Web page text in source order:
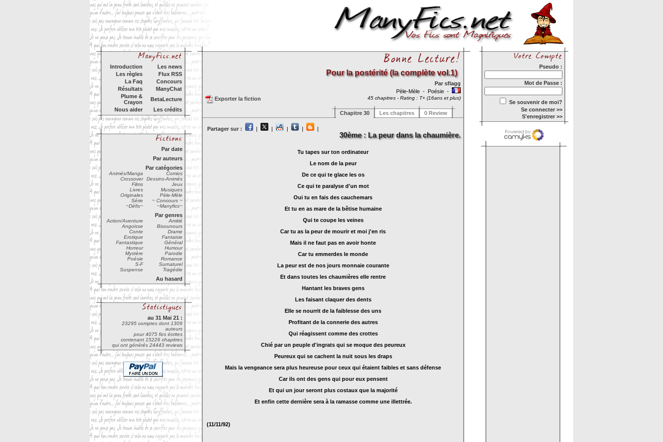
Introduction
Les news
Les règles
Flux RSS
La Faq
Concours
Résultats
ManyChat
Plume &
Crayon
BetaLecture
Nous aider
Les crédits
Par date
Par auteurs
Par catégories
Animés/Manga
Comics
Crossover
Dessins-Animés
Films
Jeux
Livres
Musiques
Originales
Pèle-Mèle
Série
~ Concours ~
~Défis~
~Manyfics~
Par genres
Action/Aventure
Amitié
Angoisse
Bisounours
Conte
Drame
Erotique
Fantaisie
Fantastique
Général
Horreur
Humour
Mystère
Parodie
Poésie
Romance
S-F
Surnaturel
Suspense
Tragédie
Au hasard
au 31 Mai 21 :
23295 comptes dont 1309
auteurs
pour 4075 fics écrites
contenant 15226 chapitres
qui ont générés 24443 reviews
Pour la postérité (la complète vol.1)
Par sflagg
Pèle-Mèle - Poésie -
45 chapitres - Rating : T+ (16ans et plus)
Exporter la fiction
Chapitre 30 Les chapitres 0 Review
Partager sur : | | | | |
30ème : La peur dans la chaumière.
Tu tapes sur ton ordinateur
Le nom de la peur
De ce qui te glace les os
Ce qui te paralyse d'un mot
Oui tu en fais des cauchemars
Et tu en as mare de la bêtise humaine
Qui te coupe les veines
Car tu as la peur de mourir et moi j'en ris
Mais il ne faut pas en avoir honte
Car tu emmerdes le monde
La peur est de nos jours monnaie courante
Et dans toutes les chaumières elle rentre
Hantant les braves gens
Les faisant claquer des dents
Elle se nourrit de la faiblesse des uns
Profitant de la connerie des autres
Qui réagissent comme des crottes
Chié par un peuple d'ingrats qui se moque des peureux
Peureux qui se cachent la nuit sous les draps
Mais la vengeance sera plus heureuse pour ceux qui étaient faibles et sans défense
Car ils ont des gens qui pour eux pensent
Et qui un jour seront plus costaux que la majorité
Et enfin cette dernière sera à la ramasse comme une illettrée.
(11/11/92)
Pseudo :
Mot de Passe :
Se souvenir de moi?
Se connecter >>
S'enregistrer >>